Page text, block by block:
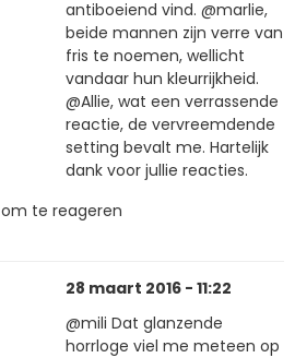
antiboeiend vind. @marlie,
beide mannen zijn verre van
fris te noemen, wellicht
vandaar hun kleurrijkheid.
@Allie, wat een verrassende
reactie, de vervreemdende
setting bevalt me. Hartelijk
dank voor jullie reacties.
om te reageren
28 maart 2016 - 11:22
@mili Dat glanzende
horrloge viel me meteen op